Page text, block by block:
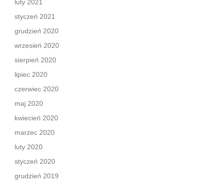
luty 2021
styczeń 2021
grudzień 2020
wrzesień 2020
sierpień 2020
lipiec 2020
czerwiec 2020
maj 2020
kwiecień 2020
marzec 2020
luty 2020
styczeń 2020
grudzień 2019